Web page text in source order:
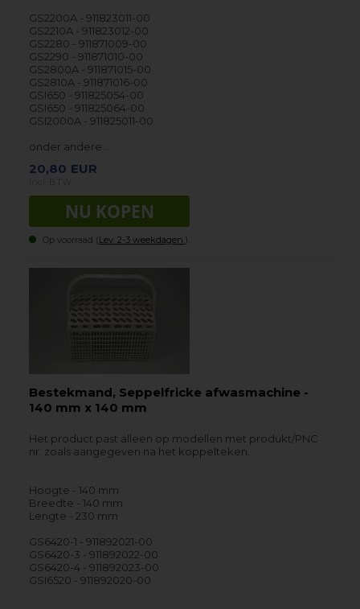
GS2200A - 911823011-00
GS2210A - 911823012-00
GS2280 - 911871009-00
GS2290 - 911871010-00
GS2800A - 911871015-00
GS2810A - 911871016-00
GSI650 - 911825054-00
GSI650 - 911825064-00
GSI2000A - 911825011-00
onder andere…
20,80 EUR
Op voorraad (Lev. 2-3 weekdagen. ).
Bestekmand, Seppelfricke afwasmachine -
140 mm x 140 mm
Het product past alleen op modellen met produkt/PNC
nr. zoals aangegeven na het koppelteken.
Hoogte - 140 mm
Breedte - 140 mm
Lengte - 230 mm
GS6420-1 - 911892021-00
GS6420-3 - 911892022-00
GS6420-4 - 911892023-00
GSI6520 - 911892020-00